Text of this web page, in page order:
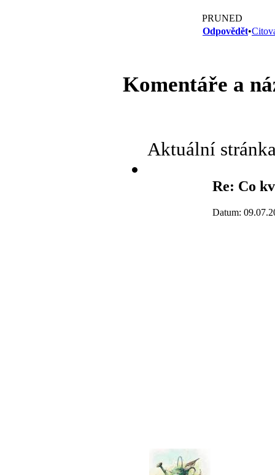
PRUNED
Odpovědět•
Komentáře a
Aktuální
Re: Co
Datum: